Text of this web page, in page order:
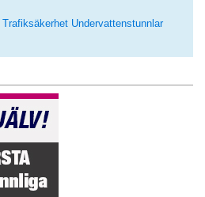
Trafiksäkerhet Undervattenstunnlar